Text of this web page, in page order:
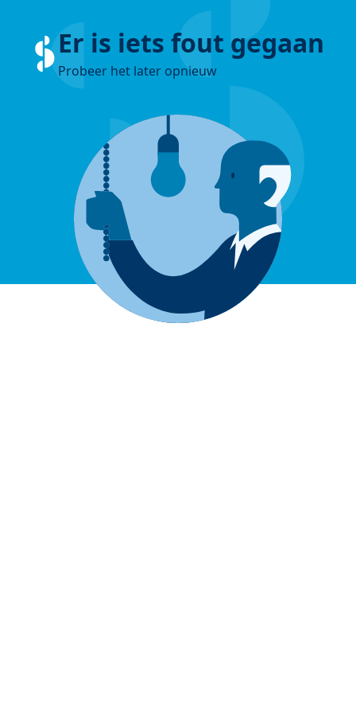
Er is iets fout gegaan
Probeer het later opnieuw